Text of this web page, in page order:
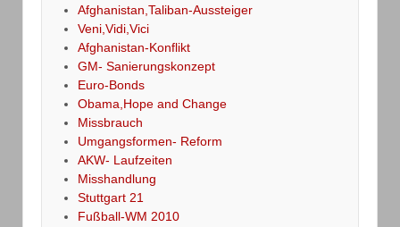
Afghanistan,Taliban-Aussteiger
Veni,Vidi,Vici
Afghanistan-Konflikt
GM- Sanierungskonzept
Euro-Bonds
Obama,Hope and Change
Missbrauch
Umgangsformen- Reform
AKW- Laufzeiten
Misshandlung
Stuttgart 21
Fußball-WM 2010